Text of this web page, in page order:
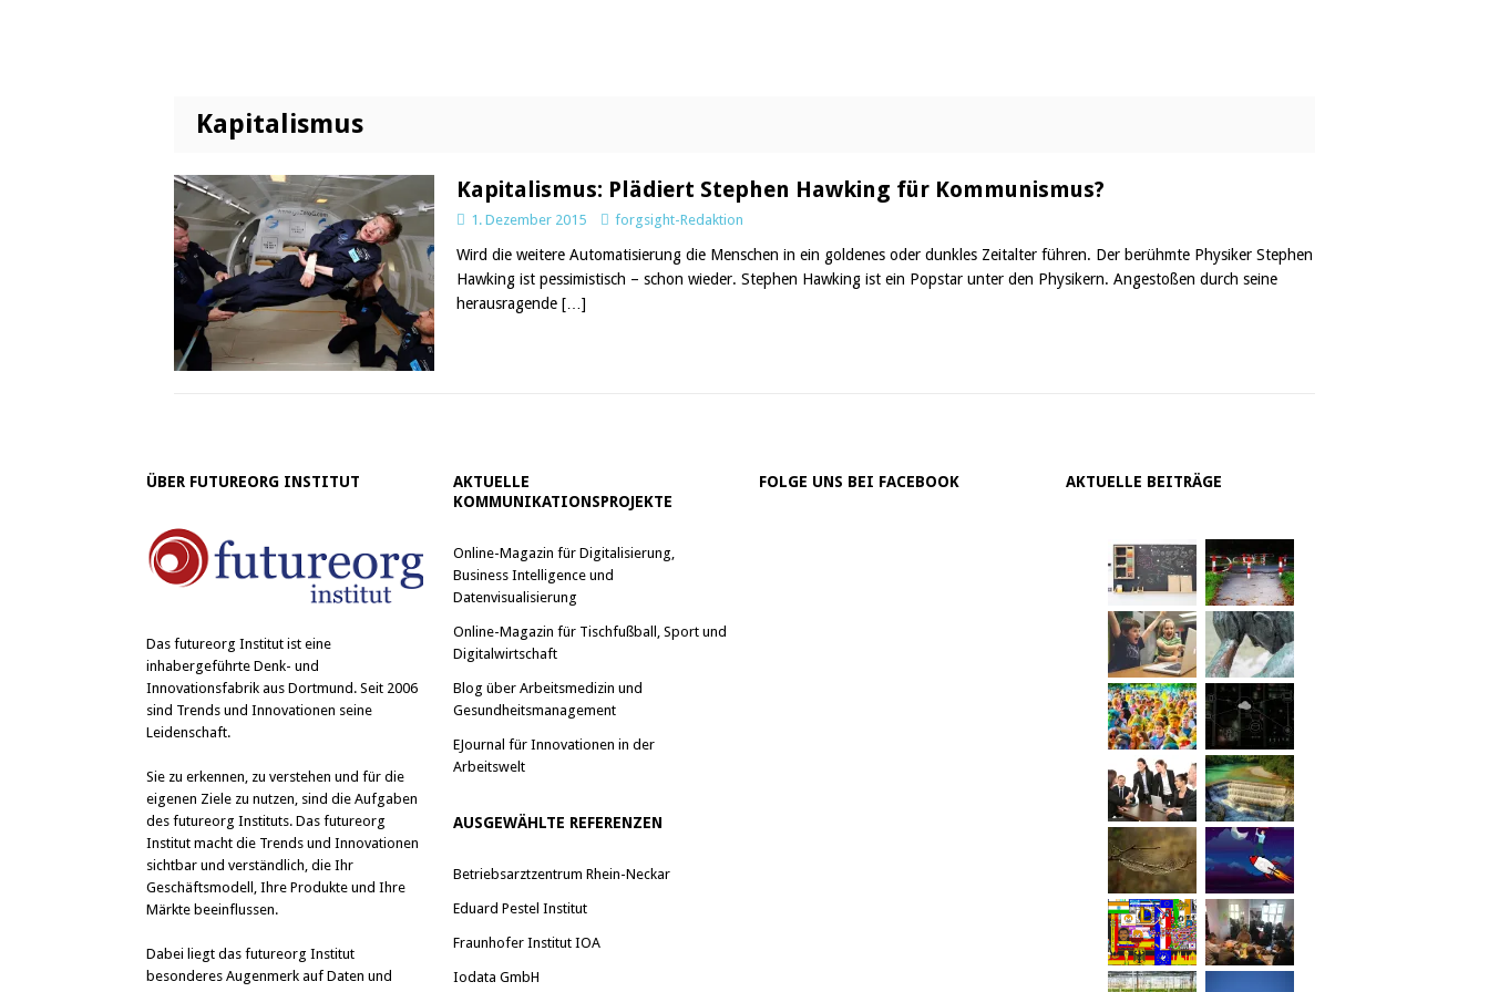
Kapitalismus
Kapitalismus: Plädiert Stephen Hawking für Kommunismus?
1. Dezember 2015 forgsight-Redaktion
Wird die weitere Automatisierung die Menschen in ein goldenes oder dunkles Zeitalter führen. Der berühmte Physiker Stephen
Hawking ist pessimistisch – schon wieder. Stephen Hawking ist ein Popstar unter den Physikern. Angestoßen durch seine
herausragende […]
ÜBER FUTUREORG INSTITUT
Das futureorg Institut ist eine
inhabergeführte Denk- und
Innovationsfabrik aus Dortmund. Seit 2006
sind Trends und Innovationen seine
Leidenschaft.
Sie zu erkennen, zu verstehen und für die
eigenen Ziele zu nutzen, sind die Aufgaben
des futureorg Instituts. Das futureorg
Institut macht die Trends und Innovationen
sichtbar und verständlich, die Ihr
Geschäftsmodell, Ihre Produkte und Ihre
Märkte beeinflussen.
Dabei liegt das futureorg Institut
besonderes Augenmerk auf Daten und
AKTUELLE
KOMMUNIKATIONSPROJEKTE
Online-Magazin für Digitalisierung,
Business Intelligence und
Datenvisualisierung
Online-Magazin für Tischfußball, Sport und
Digitalwirtschaft
Blog über Arbeitsmedizin und
Gesundheitsmanagement
EJournal für Innovationen in der
Arbeitswelt
AUSGEWÄHLTE REFERENZEN
Betriebsarztzentrum Rhein-Neckar
Eduard Pestel Institut
Fraunhofer Institut IOA
Iodata GmbH
FOLGE UNS BEI FACEBOOK AKTUELLE BEITRÄGE